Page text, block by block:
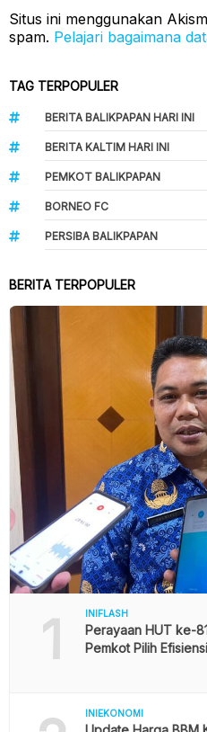
Situs ini menggunakan
spam. Pelajari bagaimana
TAG TERPOPULER
BERITA BALIKPAPAN HARI INI
BERITA KALTIM HARI INI
PEMKOT BALIKPAPAN
BORNEO FC
PERSIBA BALIKPAPAN
BERITA TERPOPULER
1 INIFLASH
Perayaan HUT ke-
Pemkot Pilih
INIEKONOMI